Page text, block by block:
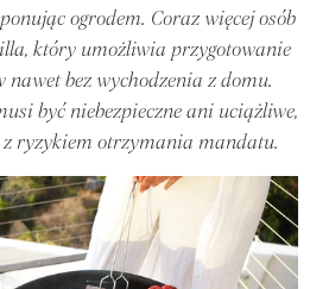
ogrodem. Coraz więcej osób
który umożliwia przygotowanie
bez wychodzenia z domu.
być niebezpieczne ani uciążliwe,
ryzykiem otrzymania mandatu.